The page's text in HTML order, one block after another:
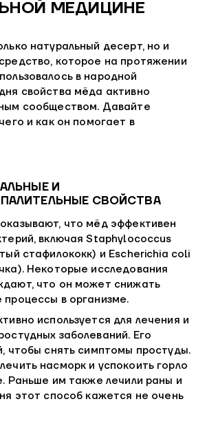
МЕДИЦИНЕ
натуральный десерт, но и
которое на протяжении
в народной
свойства мёда активно
сообществом. Давайте
и как он помогает в
И
СВОЙСТВА
что мёд эффективен
включая Staphylococcus
стафилококк) и Escherichia coli
Некоторые исследования
что он может снижать
процессы в организме.
используется для лечения и
заболеваний. Его
чтобы снять симптомы простуды.
насморк и успокоить горло
Раньше им также лечили раны и
этот способ кажется не очень